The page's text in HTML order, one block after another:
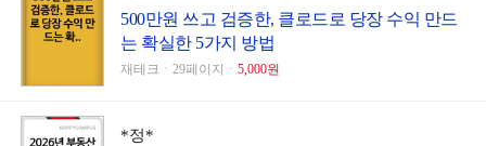
500만원 쓰고 검증한, 클로드로 당장 수익 만드
는 확실한 5가지 방법
재테크ㆍ29페이지ㆍ 5,000원
*정*